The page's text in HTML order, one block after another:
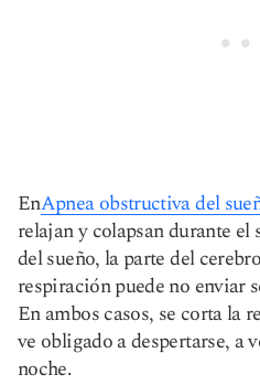
EnApnea obstructiva del
relajan y colapsan durante el
del sueño, la parte del
respiración puede no enviar
En ambos casos, se corta la
ve obligado a despertarse, a
noche.